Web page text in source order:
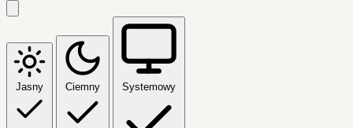
Jasny Ciemny Systemowy